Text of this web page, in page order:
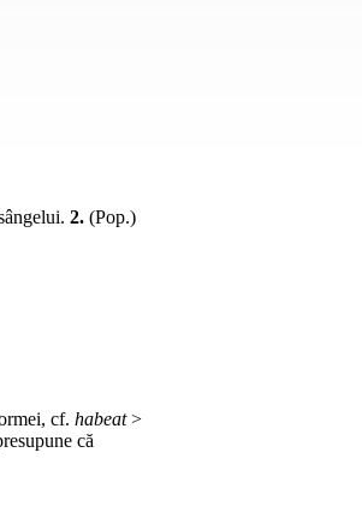
2. (Pop.)
cf. habeat>
că